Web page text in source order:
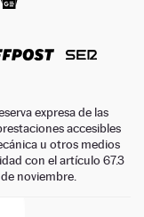
expresa de las
accesibles
u otros medios
con el artículo 67.3
noviembre.